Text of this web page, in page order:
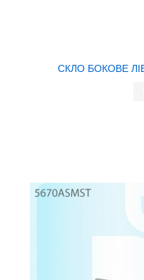
СКЛО БОКОВЕ